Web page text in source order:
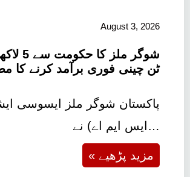
August 3, 2026
ٹن چینی فوری برآمد کرنے کا
پاکستان شوگر ملز ایسوسی
ایس ایم اے) نے…
« مزید پڑھیے